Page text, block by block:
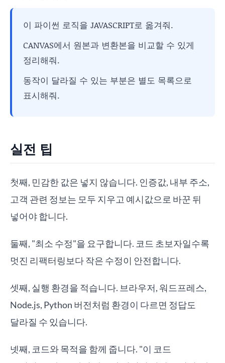
이 파이썬 로직을 JAVASCRIPT로 옮겨줘.
CANVAS에서 원본과 변환본을 비교할 수 있게
정리해줘.
동작이 달라질 수 있는 부분은 별도 목록으로
표시해줘.
실전 팁
첫째, 민감한 값은 넣지 않습니다. 인증값, 내부 주소,
고객 관련 정보는 모두 지우고 예시값으로 바꾼 뒤
넣어야 합니다.
둘째, "최소 수정"을 요구합니다. 코드 초보자일수록
멋진 리팩터링보다 작은 수정이 안전합니다.
셋째, 실행 환경을 적습니다. 브라우저, 워드프레스,
Node.js, Python 버전처럼 환경이 다르면 정답도
달라질 수 있습니다.
넷째, 코드와 목적을 함께 줍니다. "이 코드